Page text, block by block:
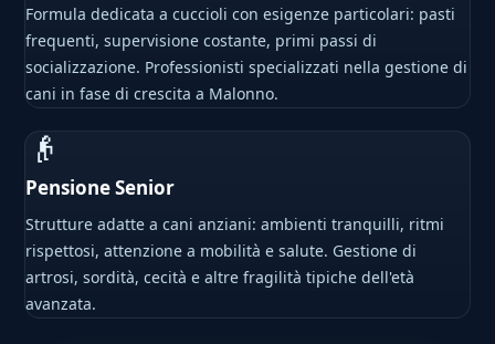
Formula dedicata a cuccioli con esigenze particolari: pasti
frequenti, supervisione costante, primi passi di
socializzazione. Professionisti specializzati nella gestione di
cani in fase di crescita a Malonno.
👴
Pensione Senior
Strutture adatte a cani anziani: ambienti tranquilli, ritmi
rispettosi, attenzione a mobilità e salute. Gestione di
artrosi, sordità, cecità e altre fragilità tipiche dell'età
avanzata.